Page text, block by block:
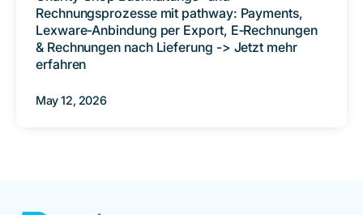
Rechnungsprozesse mit pathway: Payments,
Lexware-Anbindung per Export, E‑Rechnungen
& Rechnungen nach Lieferung -> Jetzt mehr
erfahren
May 12, 2026